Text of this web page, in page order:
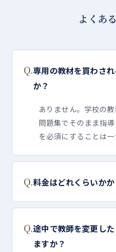
よくあ
Q.専用の教材を買わさ
か？
ありません。学校の
問題集でそのまま指
を必須にすることは一
Q.料金はどれくらいか
Q.途中で教師を変更し
ますか？